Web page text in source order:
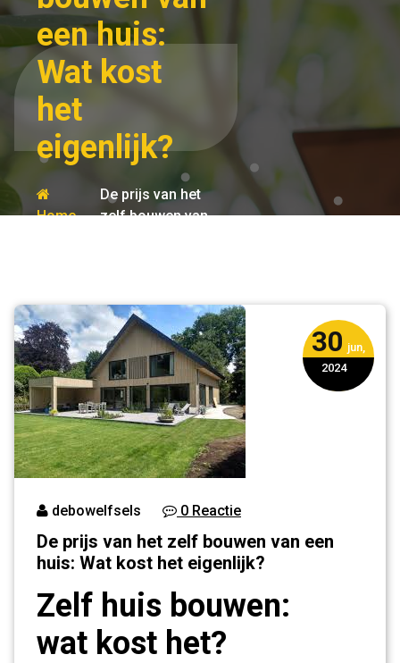
een huis:
Wat kost
het
eigenlijk?
Home
De prijs van het
zelf bouwen van
30 jun,
2024
debowelfsels 0 Reactie
De prijs van het zelf bouwen van een
huis: Wat kost het eigenlijk?
Zelf huis bouwen:
wat kost het?